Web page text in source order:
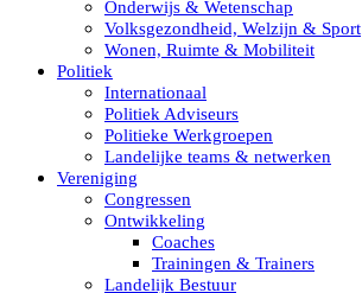
Onderwijs & Wetenschap
Volksgezondheid, Welzijn & Sport
Wonen, Ruimte & Mobiliteit
Politiek
Internationaal
Politiek Adviseurs
Politieke Werkgroepen
Landelijke teams & netwerken
Vereniging
Congressen
Ontwikkeling
Coaches
Trainingen & Trainers
Landelijk Bestuur